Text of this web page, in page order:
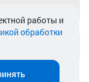
работы и
обработки